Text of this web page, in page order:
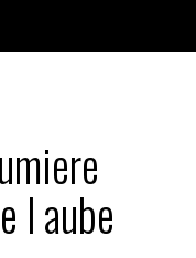
l aube